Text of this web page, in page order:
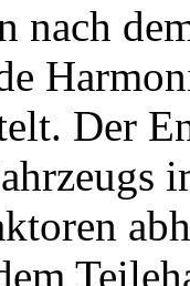
nach
Der